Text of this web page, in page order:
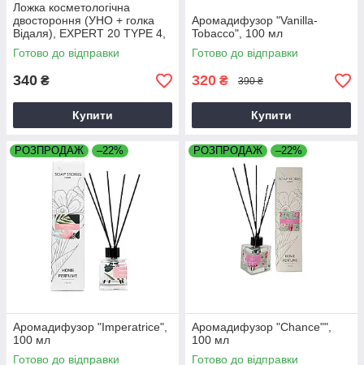
Ложка косметологічна
двостороння (УНО + голка
Відаля), EXPERT 20 TYPE 4,
Staleks
Готово до відправки
340 ₴
Купити
Аромадифузор "Vanilla-
Tobacco", 100 мл
Готово до відправки
320 ₴ 390 ₴
Купити
РОЗПРОДАЖ –22%
Аромадифузор "Imperatrice",
100 мл
Готово до відправки
РОЗПРОДАЖ –22%
Аромадифузор "Chance"",
100 мл
Готово до відправки